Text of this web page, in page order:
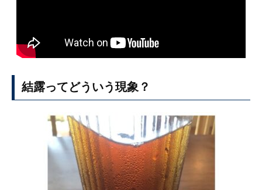
結露ってどういう現象？